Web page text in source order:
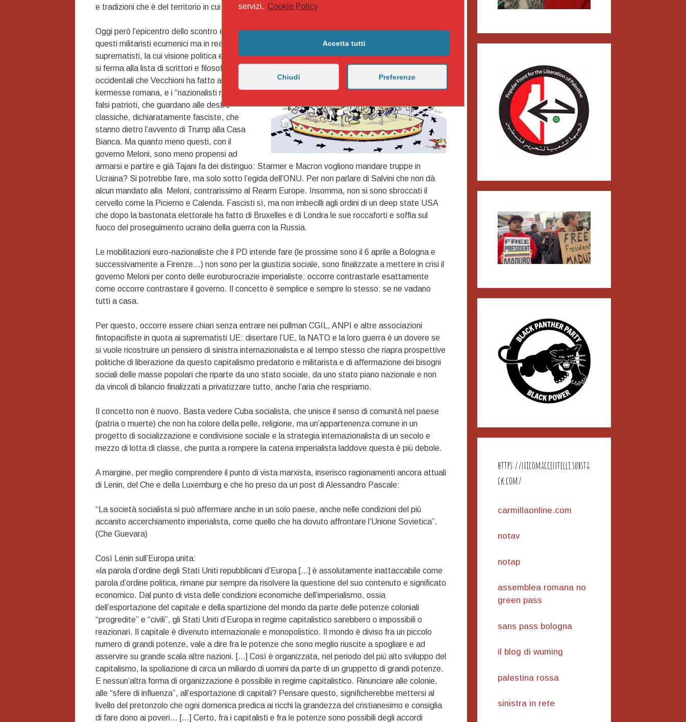
e tradizioni che è del territorio in cui si vive, della propria lingua, della koiné.
Oggi però l’epicentro dello scontro è tra
questi militaristi ecumenici ma in realtà
suprematisti, la cui visione politica e culturale
si ferma alla lista di scrittori e filosofi
occidentali che Vecchioni ha fatto alla
kermesse romana, e i “nazionalisti nazionali”,
falsi patrioti, che guardano alle destre
classiche, dichiaratamente fasciste, che
stanno dietro l’avvento di Trump alla Casa
Bianca. Ma quanto meno questi, con il
governo Meloni, sono meno propensi ad
armarsi e partire e già Tajani fa dei distinguo: Starmer e Macron vogliono mandare truppe in
Ucraina? Si potrebbe fare, ma solo sotto l’egida dell’ONU. Per non parlare di Salvini che non dà
alcun mandato alla Meloni, contrarissimo al Rearm Europe. Insomma, non si sono sbroccati il
cervello come la Picierno e Calenda. Fascisti sì, ma non imbecilli agli ordini di un deep state USA
che dopo la bastonata elettorale ha fatto di Bruxelles e di Londra le sue roccaforti e soffia sul
fuoco del proseguimento ucraino della guerra con la Russia.
Le mobilitazioni euro-nazionaliste che il PD intende fare (le prossime sono il 6 aprile a Bologna e
successivamente a Firenze…) non sono per la giustizia sociale, sono finalizzate a mettere in crisi il
governo Meloni per conto delle euroburocrazie imperialiste: occorre contrastarle esattamente
come occorre contrastare il governo. Il concetto è semplice e sempre lo stesso: se ne vadano
tutti a casa.
Per questo, occorre essere chiari senza entrare nei pullman CGIL, ANPI e altre associazioni
fintopacifiste in quota ai suprematisti UE: disertare l’UE, la NATO e la loro guerra è un dovere se
si vuole ricostruire un pensiero di sinistra internazionalista e al tempo stesso che riapra prospettive
politiche di liberazione da questo capitalismo predatorio e militarista e di affermazione dei bisogni
sociali delle masse popolari che riparte da uno stato sociale, da uno stato piano nazionale e non
da vincoli di bilancio finalizzati a privatizzare tutto, anche l’aria che respiriamo.
Il concetto non è nuovo. Basta vedere Cuba socialista, che unisce il senso di comunità nel paese
(patria o muerte) che non ha colore della pelle, religione, ma un’appartenenza comune in un
progetto di socializzazione e condivisione sociale e la strategia internazionalista di un secolo e
mezzo di lotta di classe, che punta a rompere la catena imperialista laddove questa è più debole.
A margine, per meglio comprendere il punto di vista marxista, inserisco ragionamenti ancora attuali
di Lenin, del Che e della Luxemburg e che ho preso da un post di Alessandro Pascale:
“La società socialista si può affermare anche in un solo paese, anche nelle condizioni del più
accanito accerchiamento imperialista, come quello che ha dovuto affrontare l’Unione Sovietica”.
(Che Guevara)
Così Lenin sull’Europa unita:
«la parola d’ordine degli Stati Uniti repubblicani d’Europa […] è assolutamente inattaccabile come
parola d’ordine politica, rimane pur sempre da risolvere la questione del suo contenuto e significato
economico. Dal punto di vista delle condizioni economiche dell’imperialismo, ossia
dell’esportazione del capitale e della spartizione del mondo da parte delle potenze coloniali
“progredite” e “civili”, gli Stati Uniti d’Europa in regime capitalistico sarebbero o impossibili o
reazionari. Il capitale è divenuto internazionale e monopolistico. Il mondo è diviso fra un piccolo
numero di grandi potenze, vale a dire fra le potenze che sono meglio riuscite a spogliare e ad
asservire su grande scala altre nazioni. […] Così è organizzata, nel periodo del più alto sviluppo del
capitalismo, la spoliazione di circa un miliardo di uomini da parte di un gruppetto di grandi potenze.
E nessun’altra forma di organizzazione è possibile in regime capitalistico. Rinunciare alle colonie,
alle “sfere di influenza”, all’esportazione di capitali? Pensare questo, significherebbe mettersi al
livello del pretonzolo che ogni domenica predica ai ricchi la grandezza del cristianesimo e consiglia
di fare dono ai poveri… […] Certo, fra i capitalisti e fra le potenze sono possibili degli accordi
https://nicomaccentelli.substa
ck.com/
carmillaonline.com
notav
notap
assemblea romana no
green pass
sans pass bologna
il blog di wuming
palestina rossa
sinistra in rete
servizi. Cookie Policy
Accetta tutti
Chiudi Preferenze